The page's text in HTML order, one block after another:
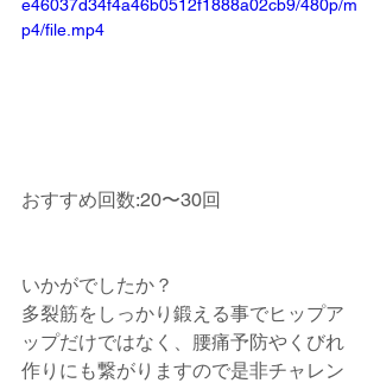
e46037d34f4a46b0512f1888a02cb9/480p/m
p4/file.mp4
おすすめ回数:20〜30回
いかがでしたか？
多裂筋をしっかり鍛える事でヒップア
ップだけではなく、腰痛予防やくびれ
作りにも繋がりますので是非チャレン